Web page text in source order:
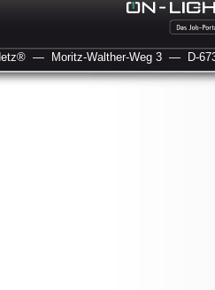
— Moritz-Walther-Weg 3 — D-